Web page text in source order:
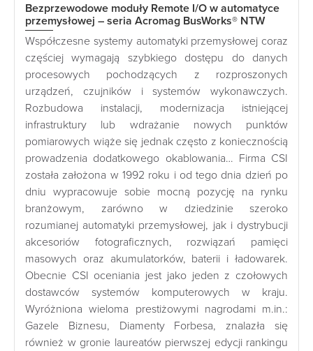
Bezprzewodowe moduły Remote I/O w automatyce
przemysłowej – seria Acromag BusWorks® NTW
Współczesne systemy automatyki przemysłowej coraz
częściej wymagają szybkiego dostępu do danych
procesowych pochodzących z rozproszonych
urządzeń, czujników i systemów wykonawczych.
Rozbudowa instalacji, modernizacja istniejącej
infrastruktury lub wdrażanie nowych punktów
pomiarowych wiąże się jednak często z koniecznością
prowadzenia dodatkowego okablowania… Firma CSI
została założona w 1992 roku i od tego dnia dzień po
dniu wypracowuje sobie mocną pozycję na rynku
branżowym, zarówno w dziedzinie szeroko
rozumianej automatyki przemysłowej, jak i dystrybucji
akcesoriów fotograficznych, rozwiązań pamięci
masowych oraz akumulatorków, baterii i ładowarek.
Obecnie CSI oceniania jest jako jeden z czołowych
dostawców systemów komputerowych w kraju.
Wyróżniona wieloma prestiżowymi nagrodami m.in.:
Gazele Biznesu, Diamenty Forbesa, znalazła się
również w gronie laureatów pierwszej edycji rankingu